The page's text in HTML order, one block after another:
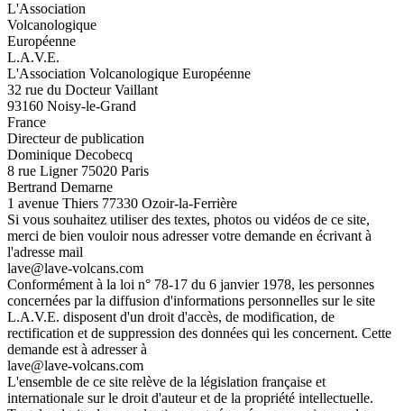
L'Association
Volcanologique
Européenne
L.A.V.E.
L'Association Volcanologique Européenne
32 rue du Docteur Vaillant
93160 Noisy-le-Grand
France
Directeur de publication
Dominique Decobecq
8 rue Ligner 75020 Paris
Bertrand Demarne
1 avenue Thiers 77330 Ozoir-la-Ferrière
Si vous souhaitez utiliser des textes, photos ou vidéos de ce site,
merci de bien vouloir nous adresser votre demande en écrivant à
l'adresse mail
lave@lave-volcans.com
Conformément à la loi n° 78-17 du 6 janvier 1978, les personnes
concernées par la diffusion d'informations personnelles sur le site
L.A.V.E. disposent d'un droit d'accès, de modification, de
rectification et de suppression des données qui les concernent. Cette
demande est à adresser à
lave@lave-volcans.com
L'ensemble de ce site relève de la législation française et
internationale sur le droit d'auteur et de la propriété intellectuelle.